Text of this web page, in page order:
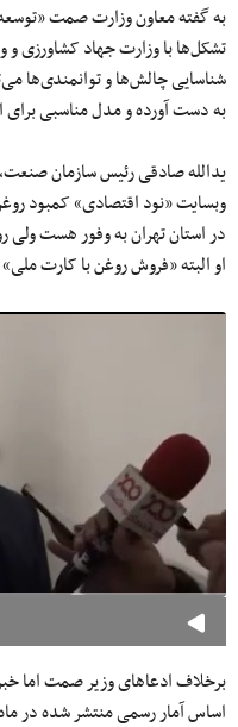
به گفته معاون وزارت صمت
تشکل‌ها با وزارت جهاد کشاورزی
شناسایی چالش‌ها و توانمندی‌ها
به دست آورده و مدل مناسبی
یدالله صادقی رئیس سازمان
وبسایت «نود اقتصادی» کمبود
در استان تهران به وفور هست
او البته «فروش روغن با کارت
برخلاف ادعاهای وزیر صمت اما
اساس آمار رسمی منتشر شده در